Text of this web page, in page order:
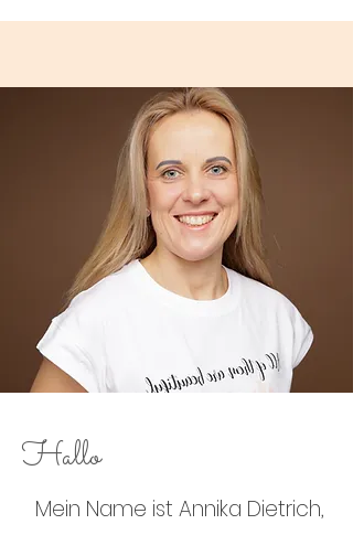
Hallo
Mein Name ist Annika Dietrich,